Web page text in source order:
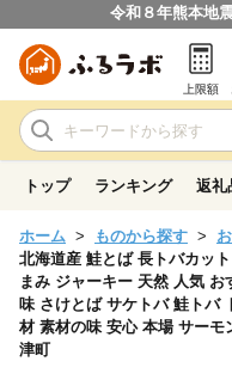
令和８年熊本地
上限額
トップ ランキング 返礼
ホーム ものから探す
北海道産 鮭とば 長トバカッ
まみ ジャーキー 天然 人気
味 さけとば サケトバ 鮭トバ
材 素材の味 安心 本場 サー
津町